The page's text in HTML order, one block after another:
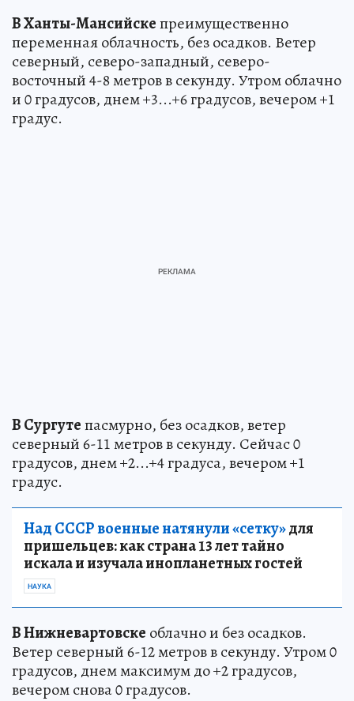
В Ханты-Мансийскепреимущественно
переменная облачность, без осадков. Ветер
северный, северо-западный, северо-
восточный 4-8 метров в секунду. Утром облачно
и 0 градусов, днем +3...+6 градусов, вечером +1
градус.
В Сургутепасмурно, без осадков, ветер
северный 6-11 метров в секунду. Сейчас 0
градусов, днем +2...+4 градуса, вечером +1
градус.
Над СССР военные натянули «сетку»для
пришельцев: как страна 13 лет тайно
искала и изучала инопланетных гостей
НАУКА
В Нижневартовске облачно и без осадков.
Ветер северный 6-12 метров в секунду. Утром 0
градусов, днем максимум до +2 градусов,
вечером снова 0 градусов.